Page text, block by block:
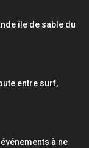
île de sable du
entre surf,
à ne